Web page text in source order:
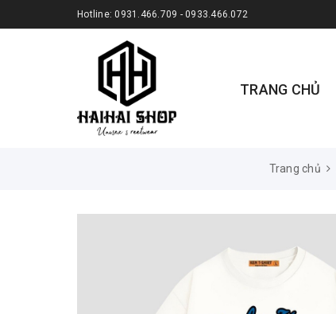
Hotline:0931.466.709 - 0933.466.072
TRANG CHỦ
Trang chủ